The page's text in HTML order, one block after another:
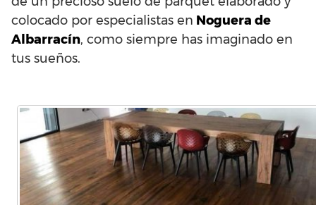
colocado por especialistas en Noguera de
Albarracín, como siempre has imaginado en
tus sueños.